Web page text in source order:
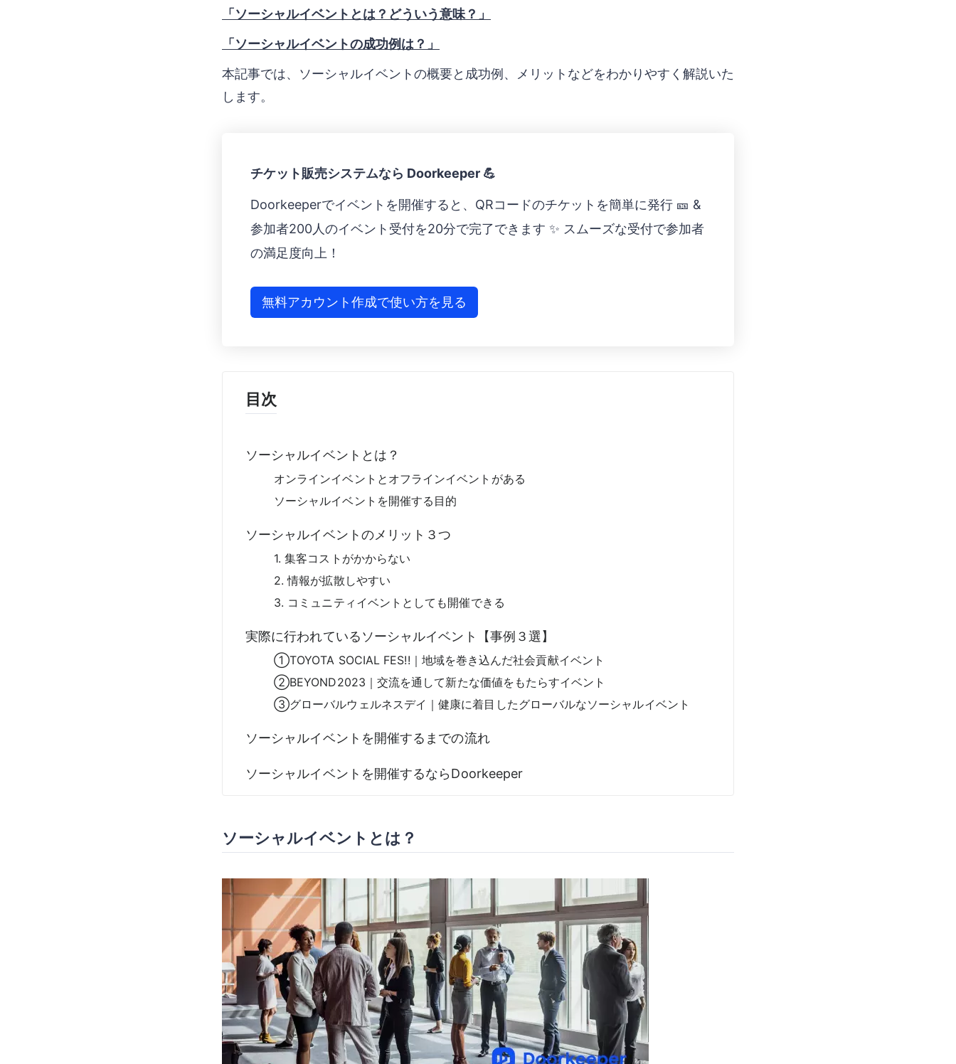
「ソーシャルイベントとは？どういう意味？」
「ソーシャルイベントの成功例は？」
本記事では、ソーシャルイベントの概要と成功例、メリットなどをわかりやすく解説いた
します。
チケット販売システムなら Doorkeeper 💪
Doorkeeperでイベントを開催すると、QRコードのチケットを簡単に発行 🎫 &
参加者200人のイベント受付を20分で完了できます ✨ スムーズな受付で参加者
の満足度向上！
無料アカウント作成で使い方を見る
目次
ソーシャルイベントとは？
オンラインイベントとオフラインイベントがある
ソーシャルイベントを開催する目的
ソーシャルイベントのメリット３つ
1. 集客コストがかからない
2. 情報が拡散しやすい
3. コミュニティイベントとしても開催できる
実際に行われているソーシャルイベント【事例３選】
①TOYOTA SOCIAL FES!!｜地域を巻き込んだ社会貢献イベント
②BEYOND2023｜交流を通して新たな価値をもたらすイベント
③グローバルウェルネスデイ｜健康に着目したグローバルなソーシャルイベント
ソーシャルイベントを開催するまでの流れ
ソーシャルイベントを開催するならDoorkeeper
ソーシャルイベントとは？